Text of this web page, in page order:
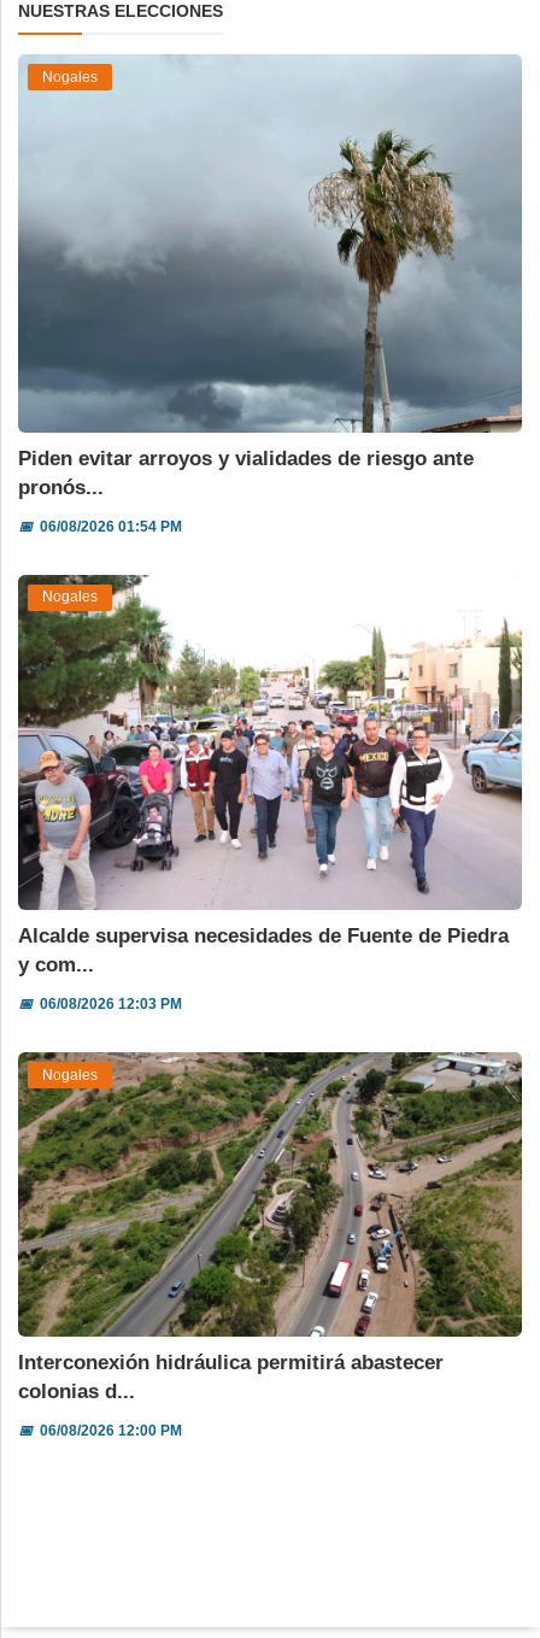
NUESTRAS ELECCIONES
Nogales
Piden evitar arroyos y vialidades de riesgo ante
pronós...
📅06/08/2026 01:54 PM
Nogales
Alcalde supervisa necesidades de Fuente de Piedra
y com...
📅06/08/2026 12:03 PM
Nogales
Interconexión hidráulica permitirá abastecer
colonias d...
📅06/08/2026 12:00 PM